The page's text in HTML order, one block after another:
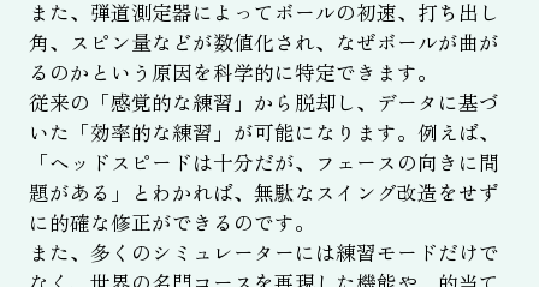
また、弾道測定器によってボールの初速、打ち出し
角、スピン量などが数値化され、なぜボールが曲が
るのかという原因を科学的に特定できます。
従来の「感覚的な練習」から脱却し、データに基づ
いた「効率的な練習」が可能になります。例えば、
「ヘッドスピードは十分だが、フェースの向きに問
題がある」とわかれば、無駄なスイング改造をせず
に的確な修正ができるのです。
また、多くのシミュレーターには練習モードだけで